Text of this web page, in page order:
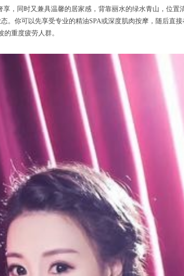
同时又兼具温馨的居家感，背靠丽水的绿水青山，位置
你可以先享受专业的精油SPA或深度肌肉按摩，随后直
重度疲劳人群。